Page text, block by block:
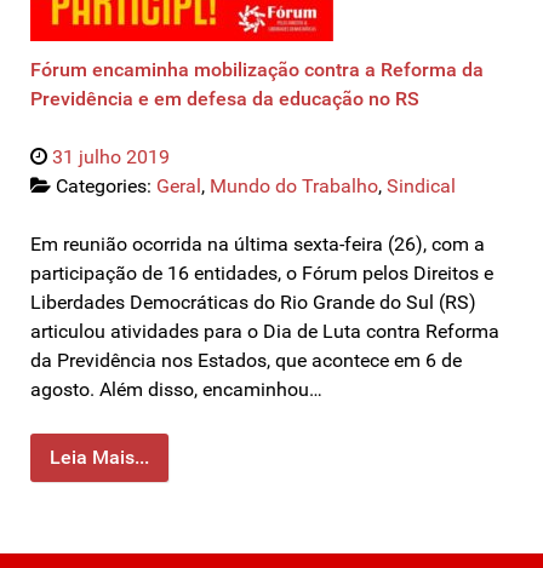
Fórum encaminha mobilização contra a Reforma da
Previdência e em defesa da educação no RS
31 julho 2019
Categories: Geral, Mundo do Trabalho, Sindical
Em reunião ocorrida na última sexta-feira (26), com a
participação de 16 entidades, o Fórum pelos Direitos e
Liberdades Democráticas do Rio Grande do Sul (RS)
articulou atividades para o Dia de Luta contra Reforma
da Previdência nos Estados, que acontece em 6 de
agosto. Além disso, encaminhou…
Leia Mais...